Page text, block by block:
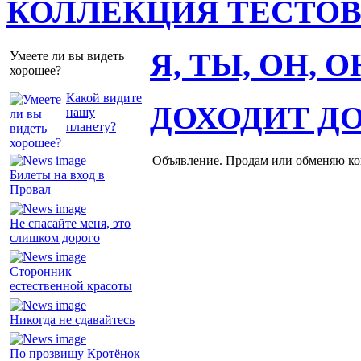
КОЛЛЕКЦИЯ ТЕСТОВ
Умеете ли вы видеть
хорошее?
Какой видите
нашу
планету?
Я, ТЫ, ОН,
Билеты на вход в
Провал
Не спасайте меня, это
слишком дорого
Сторонник
естественной красоты
Никогда не сдавайтесь
По прозвищу Кротёнок
ДОХОДИТ
Объявление. Продам или обменяю